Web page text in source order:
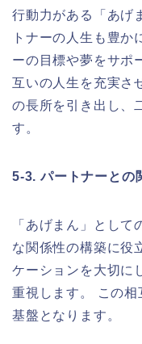
行動力がある「あげ
トナーの人生も豊か
ーの目標や夢をサポ
互いの人生を充実さ
の長所を引き出し、
す。
5-3. パートナーとの
「あげまん」とし
な関係性の構築に役
ケーションを大切に
重視します。 この
基盤となります。